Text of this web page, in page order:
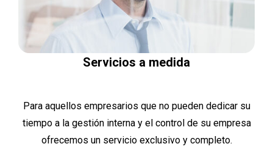
Servicios a medida
Para aquellos empresarios que no pueden dedicar su
tiempo a la gestión interna y el control de su empresa
ofrecemos un servicio exclusivo y completo.